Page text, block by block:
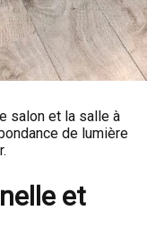
salon et la salle à
de lumière
et